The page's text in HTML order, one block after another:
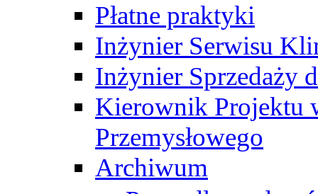
Płatne praktyki
Inżynier Serwisu
Inżynier Sprzedaży
Kierownik Projektu
Przemysłowego
Archiwum